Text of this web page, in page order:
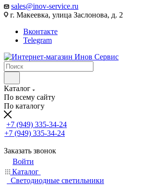
sales@inov-service.ru
г. Макеевка, улица Заслонова, д. 2
Вконтакте
Telegram
Каталог
По всему сайту
По каталогу
+7 (949) 335-34-24
+7 (949) 335-34-24
Заказать звонок
Войти
Каталог
Светодиодные светильники